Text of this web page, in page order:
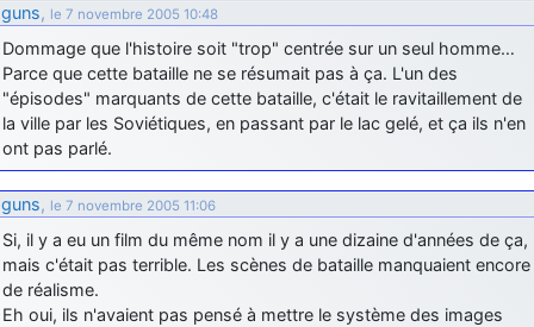
guns, le 7 novembre 2005 10:48
Dommage que l'histoire soit "trop" centrée sur un seul homme…
Parce que cette bataille ne se résumait pas à ça. L'un des
"épisodes" marquants de cette bataille, c'était le ravitaillement de
la ville par les Soviétiques, en passant par le lac gelé, et ça ils n'en
ont pas parlé.
guns, le 7 novembre 2005 11:06
Si, il y a eu un film du même nom il y a une dizaine d'années de ça,
mais c'était pas terrible. Les scènes de bataille manquaient encore
de réalisme.
Eh oui, ils n'avaient pas pensé à mettre le système des images